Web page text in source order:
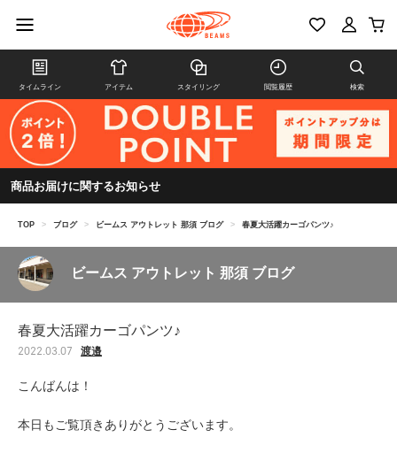
タイムライン アイテム スタイリング 閲覧履歴 検索
商品お届けに関するお知らせ
TOP > ブログ > ビームス アウトレット 那須 ブログ > 春夏大活躍カーゴパンツ♪
ビームス アウトレット 那須 ブログ
春夏大活躍カーゴパンツ♪
2022.03.07 渡邉
こんばんは！
本日もご覧頂きありがとうございます。